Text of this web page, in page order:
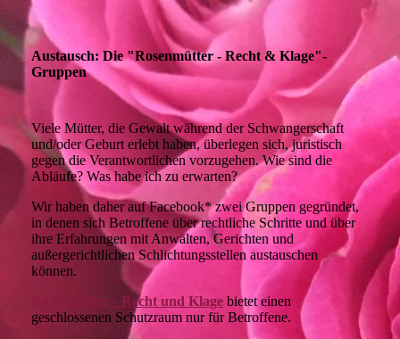
Austausch: Die "Rosenmütter - Recht & Klage"-
Gruppen
Viele Mütter, die Gewalt während der Schwangerschaft
und/oder Geburt erlebt haben, überlegen sich, juristisch
gegen die Verantwortlichen vorzugehen. Wie sind die
Abläufe? Was habe ich zu erwarten?
Wir haben daher auf Facebook* zwei Gruppen gegründet,
in denen sich Betroffene über rechtliche Schritte und über
ihre Erfahrungen mit Anwälten, Gerichten und
außergerichtlichen Schlichtungsstellen austauschen
können.
Rosenmütter - Recht und Klage bietet einen
geschlossenen Schutzraum nur für Betroffene.